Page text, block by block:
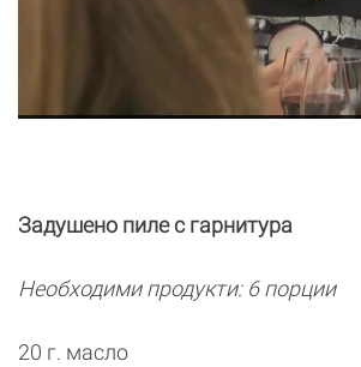
Задушено пиле с гарнитура
Необходими продукти: 6 порции
20 г. масло